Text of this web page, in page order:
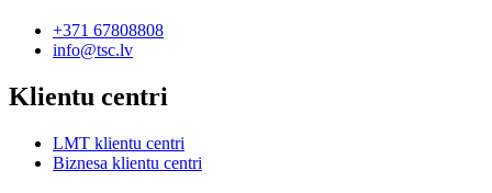
+371 67808808
info@tsc.lv
Klientu centri
LMT klientu centri
Biznesa klientu centri